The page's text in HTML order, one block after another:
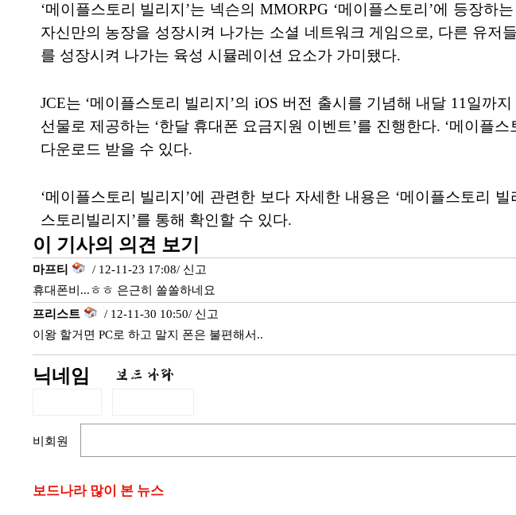
‘메이플스토리 빌리지’는 넥슨의 MMORPG ‘메이플스토리’에 등장
자신만의 농장을 성장시켜 나가는 소셜 네트워크 게임으로, 다른 유
를 성장시켜 나가는 육성 시뮬레이션 요소가 가미됐다.
JCE는 ‘메이플스토리 빌리지’의 iOS 버전 출시를 기념해 내달 11일
선물로 제공하는 ‘한달 휴대폰 요금지원 이벤트’를 진행한다. ‘메이플
다운로드 받을 수 있다.
‘메이플스토리 빌리지’에 관련한 보다 자세한 내용은 ‘메이플스토리
스토리빌리지’를 통해 확인할 수 있다.
이 기사의 의견 보기
마프티 / 12-11-23 17:08/ 신고
휴대폰비...ㅎㅎ 은근히 쏠쏠하네요
프리스트
/ 12-11-30 10:50/ 신고
이왕 할거면 PC로 하고 말지 폰은 불편해서..
닉네임
비회원
보드나라 많이 본 뉴스